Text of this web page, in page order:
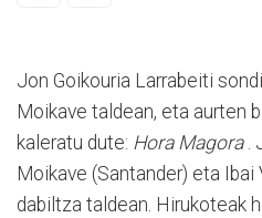
Jon Goikouria Larrabeiti
Moikave taldean, eta aurten
kaleratu dute: Hora Magora.
Moikave (Santander) eta
dabiltza taldean. Hirukoteak